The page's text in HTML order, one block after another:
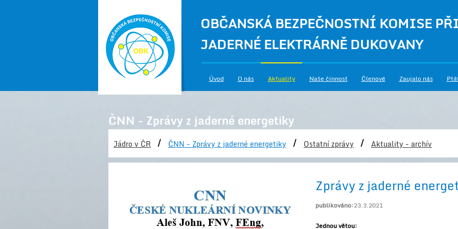
OBČANSKÁ BEZPEČNOSTNÍ KOMISE
JADERNÉ ELEKTRÁRNĚ DUKOVANY
Úvod O nás Aktuality Naše činnost Členové Zaujalo nás
ČNN - Zprávy z jaderné energetiky
Jádro v ČR / ČNN - Zprávy z jaderné energetiky / Ostatní zprávy / Aktuality - archív
Zprávy z jaderné
publikováno:23.3.2021
Jednou větou: